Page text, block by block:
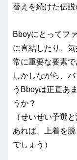
替えを続けた伝
Bboyにとってフ
に直結したり、
常に重要な要素
しかしながら、
うBboyは正直あ
うか？
（せいぜい予選
あれば、上着を
でしょう）